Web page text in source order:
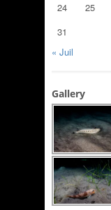
24
25
31
« Juil
Gallery